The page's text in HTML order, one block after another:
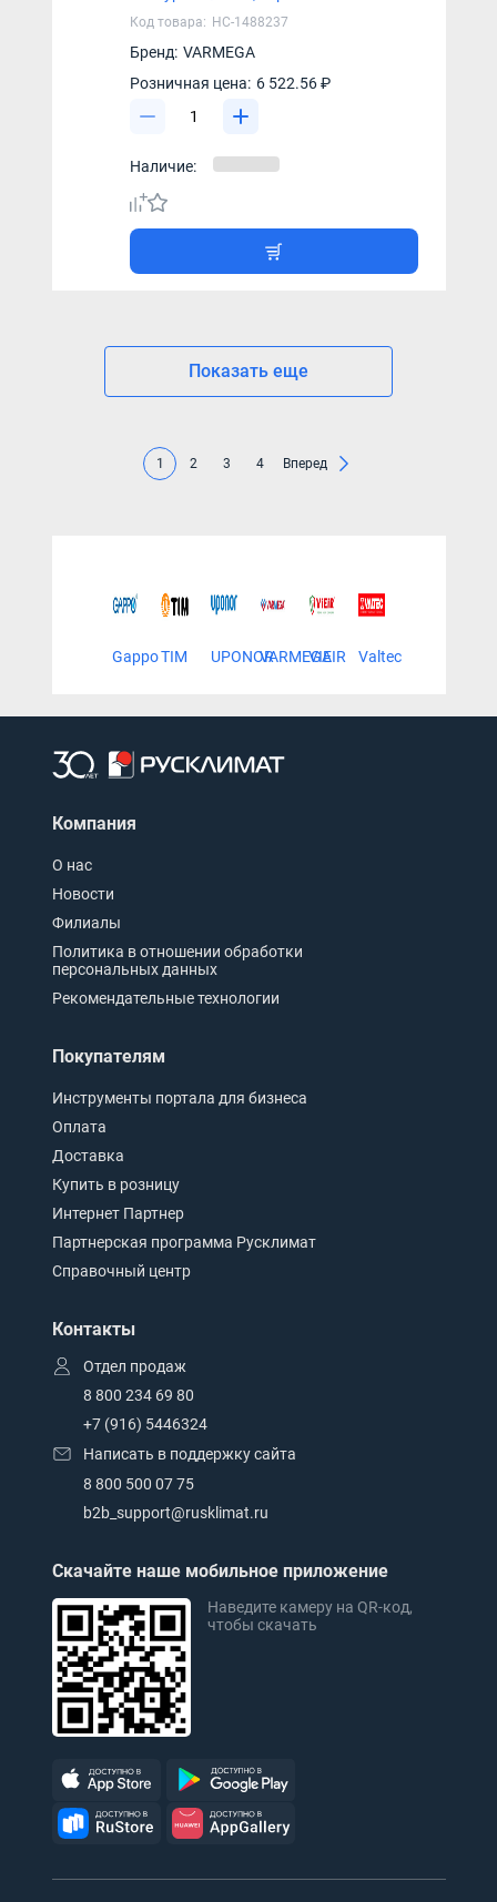
Код товара: НС-1488237
Бренд: VARMEGA
Розничная цена: 6 522.56 ₽
Наличие:
Показать еще
1 2 3 4 Вперед
GappoTIM UPONORVARMEGA
VIEIR Valtec
Компания
О нас
Новости
Филиалы
Политика в отношении обработки
персональных данных
Рекомендательные технологии
Покупателям
Инструменты портала для бизнеса
Оплата
Доставка
Купить в розницу
Интернет Партнер
Партнерская программа Русклимат
Справочный центр
Контакты
Отдел продаж
8 800 234 69 80
+7 (916) 5446324
Написать в поддержку сайта
8 800 500 07 75
b2b_support@rusklimat.ru
Скачайте наше мобильное приложение
Наведите камеру на QR-код,
чтобы скачать